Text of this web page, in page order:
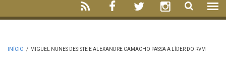
INÍCIO / MIGUEL NUNES DESISTE E ALEXANDRE CAMACHO PASSA A LÍDER DO RVM